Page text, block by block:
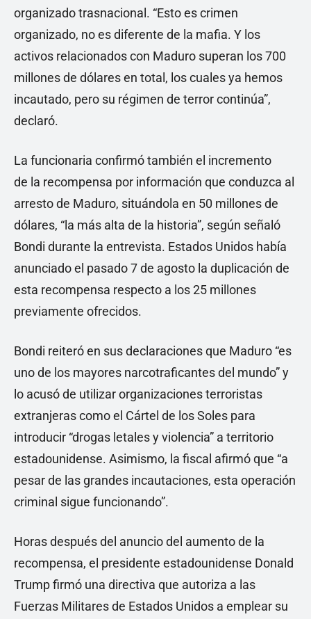
organizado trasnacional. “Esto es crimen
organizado, no es diferente de la mafia. Y los
activos relacionados con Maduro superan los 700
millones de dólares en total, los cuales ya hemos
incautado, pero su régimen de terror continúa”,
declaró.
La funcionaria confirmó también el incremento
de la recompensa por información que conduzca al
arresto de Maduro, situándola en 50 millones de
dólares, “la más alta de la historia”, según señaló
Bondi durante la entrevista. Estados Unidos había
anunciado el pasado 7 de agosto la duplicación de
esta recompensa respecto a los 25 millones
previamente ofrecidos.
Bondi reiteró en sus declaraciones que Maduro “es
uno de los mayores narcotraficantes del mundo” y
lo acusó de utilizar organizaciones terroristas
extranjeras como el Cártel de los Soles para
introducir “drogas letales y violencia” a territorio
estadounidense. Asimismo, la fiscal afirmó que “a
pesar de las grandes incautaciones, esta operación
criminal sigue funcionando”.
Horas después del anuncio del aumento de la
recompensa, el presidente estadounidense Donald
Trump firmó una directiva que autoriza a las
Fuerzas Militares de Estados Unidos a emplear su